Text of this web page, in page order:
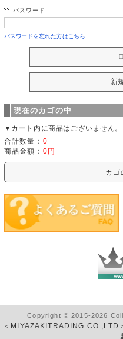
パスワード
パスワードを忘れた方はこちら
現在のカゴの中
▼カート内に商品はございません。
合計数量： 0
商品金額： 0円
カゴ
Copyright © 2015-2026
＜MIYAZAKITRADING CO.,LTD